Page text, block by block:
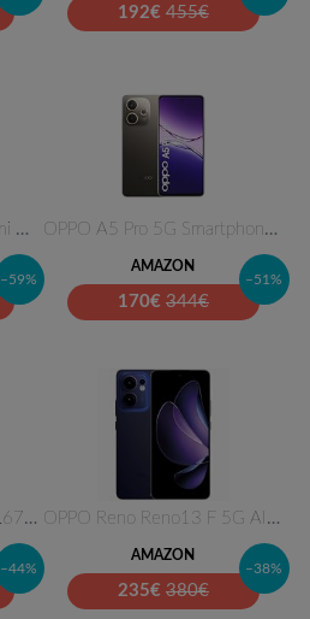
192€ 455€
XIAOMI Smartphone Redmi Note 1…
–59%
OPPO A5 Pro 5G Smartphone, Fot…
AMAZON
170€ 344€
–51%
OPPO A40M 8+256GB 6.67" 4G Spa…
–44%
OPPO Reno Reno13 F 5G AI Smart…
AMAZON
235€ 380€
–38%